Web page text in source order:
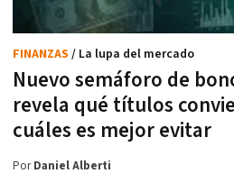
Nuevo semáforo de
revela qué títulos
cuáles es mejor evitar
FINANZAS / La lupa del mercado
PorDaniel Alberti